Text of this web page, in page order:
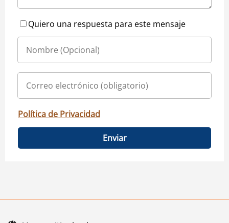
Quiero una respuesta para este mensaje
Política de Privacidad
Enviar